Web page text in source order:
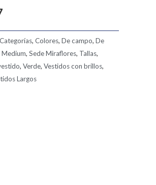
Categorías,Colores,De campo,De
Medium,Sede Miraflores, Tallas,
,Verde,Vestidos con brillos,
Largos